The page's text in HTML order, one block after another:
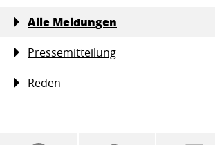
Alle Meldungen
Pressemitteilung
Reden